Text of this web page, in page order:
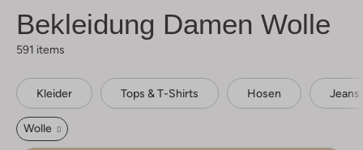
Bekleidung Damen Wolle
591 items
Kleider Tops & T-Shirts Hosen Jeans
Wolle